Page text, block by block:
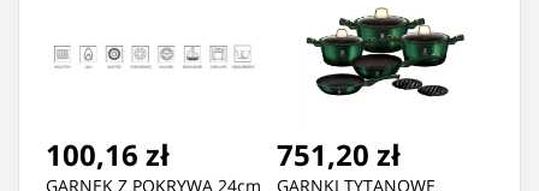
100,16 zł
GARNEK Z POKRYWĄ 24cm
751,20 zł
GARNKI TYTANOWE